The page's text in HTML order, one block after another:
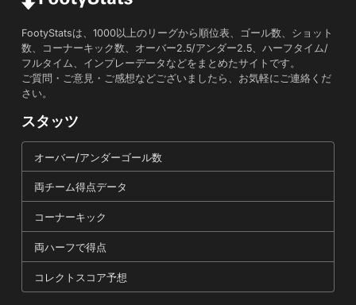
FootyStatsは、1000以上のリーグから順位表、ゴール数、ショット
数、コーナーキック数、オーバー2.5/アンダー2.5、ハーフタイム/
フルタイム、インプレーデータなどをまとめたサイトです。
ご質問・ご意見・ご感想などございましたら、お気軽にご連絡くだ
さい。
スタッツ
オーバー/アンダーゴール数
両チーム得点データ
コーナーキック
両ハーフで得点
コレクトスコア予想